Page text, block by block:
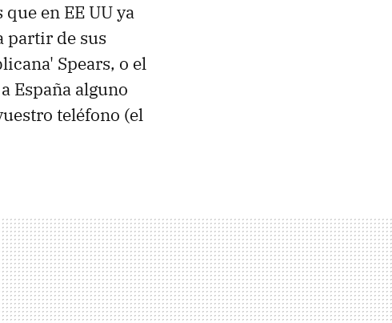
en EE UU ya
partir de sus
Spears, o el
España alguno
teléfono (el